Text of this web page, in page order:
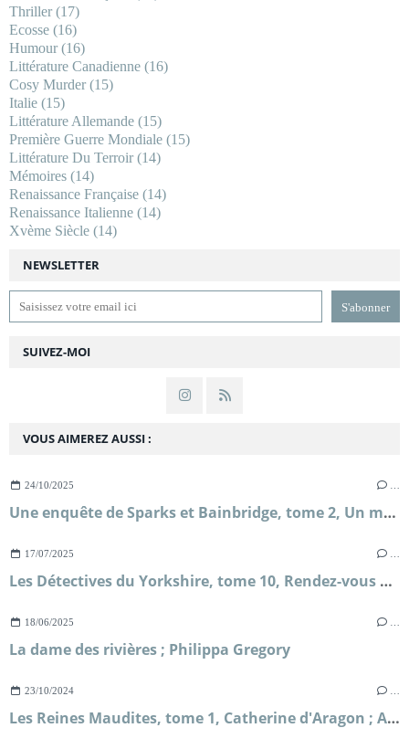
NEWSLETTER
SUIVEZ-MOI
VOUS AIMEREZ AUSSI :
24/10/2025
Une enquête de Sparks et Bainbridge, tome 2, Un mariage royal ; Allison Montclair
17/07/2025
Les Détectives du Yorkshire, tome 10, Rendez-vous avec le destin ; Julia Chapman
18/06/2025
La dame des rivières ; Philippa Gregory
23/10/2024
Les Reines Maudites, tome 1, Catherine d'Aragon ; Alison Weir
Thriller(17)
Ecosse (16)
Humour(16)
Littérature Canadienne (16)
Cosy Murder(15)
Italie (15)
Littérature Allemande (15)
Première Guerre Mondiale (15)
Littérature Du Terroir(14)
Mémoires (14)
Renaissance Française (14)
Renaissance Italienne (14)
Xvème Siècle (14)